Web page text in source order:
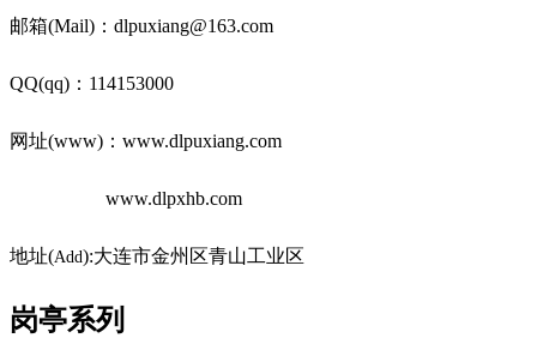
邮箱(Mail)：dlpuxiang@163.com
QQ(qq)：114153000
网址(www)：www.dlpuxiang.com
www.dlpxhb.com
地址(Add):大连市金州区青山工业区
岗亭系列